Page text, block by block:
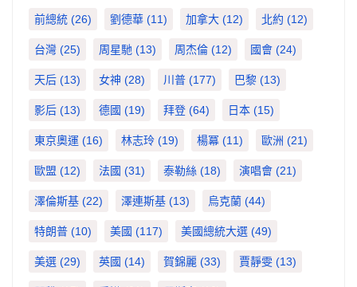
前總統 (26) 劉德華 (11) 加拿大 (12) 北約 (12)
台灣 (25) 周星馳 (13) 周杰倫 (12) 國會 (24)
天后 (13) 女神 (28) 川普 (177) 巴黎 (13)
影后 (13) 德國 (19) 拜登 (64) 日本 (15)
東京奧運 (16) 林志玲 (19) 楊冪 (11) 歐洲 (21)
歐盟 (12) 法國 (31) 泰勒絲 (18) 演唱會 (21)
澤倫斯基 (22) 澤連斯基 (13) 烏克蘭 (44)
特朗普 (10) 美國 (117) 美國總統大選 (49)
美選 (29) 英國 (14) 賀錦麗 (33) 賈靜雯 (13)